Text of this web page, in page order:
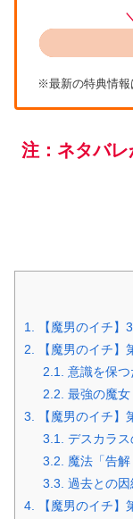
※最新の特典情報
注：ネタバ
1.
【魔男のイチ】
2.
【魔男のイチ】
2.1.
意識を保
2.2. 最強の魔
3.
【魔男のイチ】
3.1.
デスカラス
3.2.
魔法「告
3.3. 過去との因
4.
【魔男のイチ】